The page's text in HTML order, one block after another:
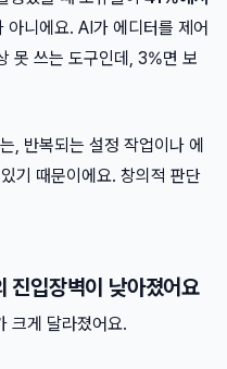
아니에요. AI가 에디터를 제어
못 쓰는 도구인데, 3%면 보
, 반복되는 설정 작업이나 에
기 때문이에요. 창의적 판단
입장벽이 낮아졌어요
크게 달라졌어요.